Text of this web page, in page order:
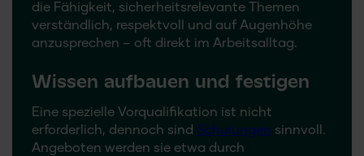
die Fähigkeit, sicherheitsrelevante Themen
verständlich, respektvoll und auf Augenhöhe
anzusprechen – oft direkt im Arbeitsalltag.
Wissen aufbauen und festigen
Eine spezielle Vorqualifikation ist nicht
erforderlich, dennoch sind Schulungen sinnvoll.
Angeboten werden sie etwa durch